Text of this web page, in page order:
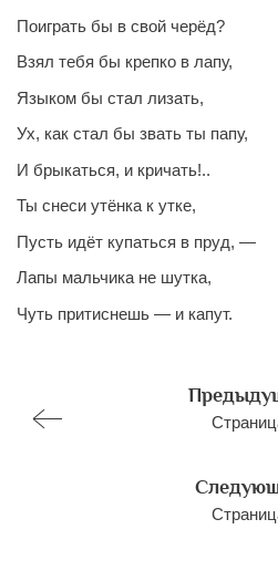
Поиграть бы в свой черёд?
Взял тебя бы крепко в лапу,
Языком бы стал лизать,
Ух, как стал бы звать ты папу,
И брыкаться, и кричать!..
Ты снеси утёнка к утке,
Пусть идёт купаться в пруд, —
Лапы мальчика не шутка,
Чуть притиснешь — и капут.